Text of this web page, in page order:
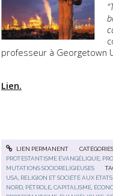
professeur à Georgetown
Lien.
LIEN PERMANENT
PROTESTANTISME ÉVANGÉLIQUE,
MUTATIONS SOCIORELIGIEUSES
USA, RELIGION ET SOCIÉTÉ AUX
NORD, PÉTROLE,CAPITALISME,